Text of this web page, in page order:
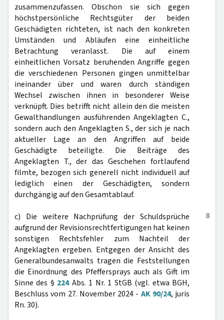
zusammenzufassen. Obschon sie sich gegen
höchstpersönliche Rechtsgüter der beiden
Geschädigten richteten, ist nach den konkreten
Umständen und Abläufen eine einheitliche
Betrachtung veranlasst. Die auf einem
einheitlichen Vorsatz beruhenden Angriffe gegen
die verschiedenen Personen gingen unmittelbar
ineinander über und waren durch ständigen
Wechsel zwischen ihnen in besonderer Weise
verknüpft. Dies betrifft nicht allein den die meisten
Gewalthandlungen ausführenden Angeklagten C.,
sondern auch den Angeklagten S., der sich je nach
aktueller Lage an den Angriffen auf beide
Geschädigte beteiligte. Die Beiträge des
Angeklagten T., der das Geschehen fortlaufend
filmte, bezogen sich generell nicht individuell auf
lediglich einen der Geschädigten, sondern
durchgängig auf den Gesamtablauf.
8
c) Die weitere Nachprüfung der Schuldsprüche
aufgrund der Revisionsrechtfertigungen hat keinen
sonstigen Rechtsfehler zum Nachteil der
Angeklagten ergeben. Entgegen der Ansicht des
Generalbundesanwalts tragen die Feststellungen
die Einordnung des Pfeffersprays auch als Gift im
Sinne des § 224Abs. 1 Nr. 1 StGB (vgl. etwa BGH,
Beschluss vom 27. November 2024 - AK 90/24, juris
Rn. 30).